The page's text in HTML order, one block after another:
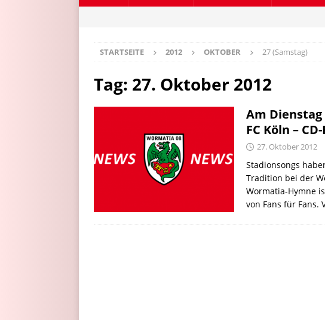
STARTSEITE 2012 OKTOBER 27 (Samstag)
Tag: 27. Oktober 2012
Am
FC Köln –
27. Oktober 2012
Stadionsongs
Tradition bei der
Wormatia-Hymne
von Fans für Fans.